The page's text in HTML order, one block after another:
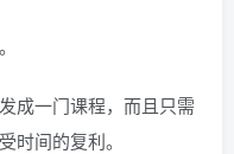
成一门课程，而且只需
时间的复利。